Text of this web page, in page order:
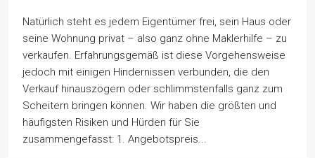
Natürlich steht es jedem Eigentümer frei, sein Haus oder
seine Wohnung privat – also ganz ohne Maklerhilfe – zu
verkaufen. Erfahrungsgemäß ist diese Vorgehensweise
jedoch mit einigen Hindernissen verbunden, die den
Verkauf hinauszögern oder schlimmstenfalls ganz zum
Scheitern bringen können. Wir haben die größten und
häufigsten Risiken und Hürden für Sie
zusammengefasst: 1. Angebotspreis...